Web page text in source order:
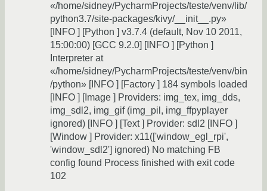
«/home/sidney/PycharmProjects/teste/venv/lib/
python3.7/site-packages/kivy/__init__.py»
[INFO ] [Python ] v3.7.4 (default, Nov 10 2011,
15:00:00) [GCC 9.2.0] [INFO ] [Python ]
Interpreter at
«/home/sidney/PycharmProjects/teste/venv/bin
/python» [INFO ] [Factory ] 184 symbols loaded
[INFO ] [Image ] Providers: img_tex, img_dds,
img_sdl2, img_gif (img_pil, img_ffpyplayer
ignored) [INFO ] [Text ] Provider: sdl2 [INFO ]
[Window ] Provider: x11(['window_egl_rpi',
'window_sdl2'] ignored) No matching FB
config found Process finished with exit code
102